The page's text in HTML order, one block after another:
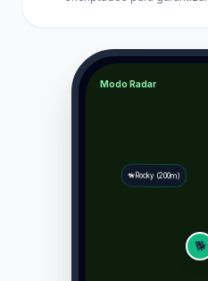
Modo Radar
🐕
Rocky (200m)